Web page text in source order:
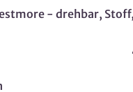
- drehbar, Stoff,